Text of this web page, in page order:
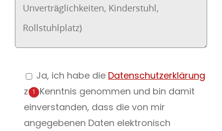
Ja, ich habe die Datenschutzerklärung
zur Kenntnis genommen und bin damit
einverstanden, dass die von mir
angegebenen Daten elektronisch
1